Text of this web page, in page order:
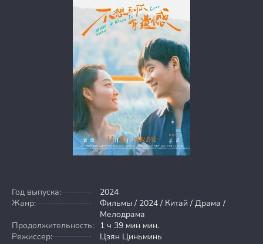
Год выпуска:
2024
Жанр:
Фильмы / 2024 / Китай / Драма /
Мелодрама
Продолжительность: 1 ч 39 мин мин.
Режиссер:
Цзян Циньминь